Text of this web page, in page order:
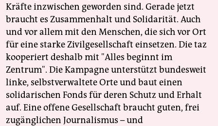
Kräfte inzwischen geworden sind. Gerade jetzt
braucht es Zusammenhalt und Solidarität. Auch
und vor allem mit den Menschen, die sich vor Ort
für eine starke Zivilgesellschaft einsetzen. Die taz
kooperiert deshalb mit "Alles beginnt im
Zentrum". Die Kampagne unterstützt bundesweit
linke, selbstverwaltete Orte und baut einen
solidarischen Fonds für deren Schutz und Erhalt
auf. Eine offene Gesellschaft braucht guten, frei
zugänglichen Journalismus – und